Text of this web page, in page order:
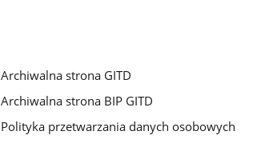
Archiwalna strona GITD
Archiwalna strona BIP GITD
Polityka przetwarzania danych osobowych